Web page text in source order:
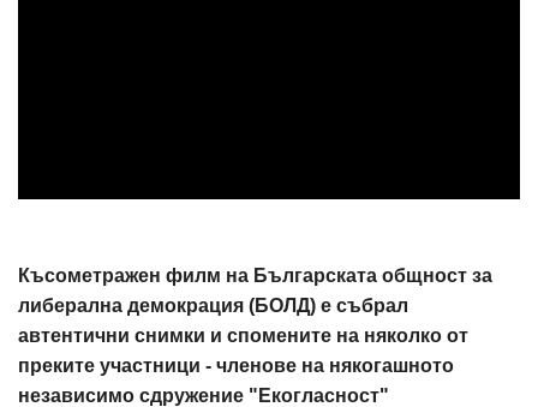
Късометражен филм на Българската общност за
либерална демокрация (БОЛД) е събрал
автентични снимки и спомените на няколко от
преките участници - членове на някогашното
независимо сдружение "Екогласност"